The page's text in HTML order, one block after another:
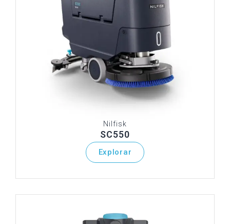
Nilfisk
SC550
Explorar